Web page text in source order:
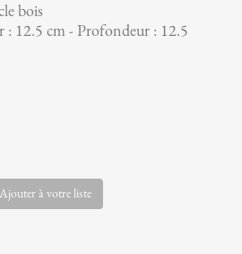
bois
: 12.5 cm - Profondeur : 12.5
à votre liste